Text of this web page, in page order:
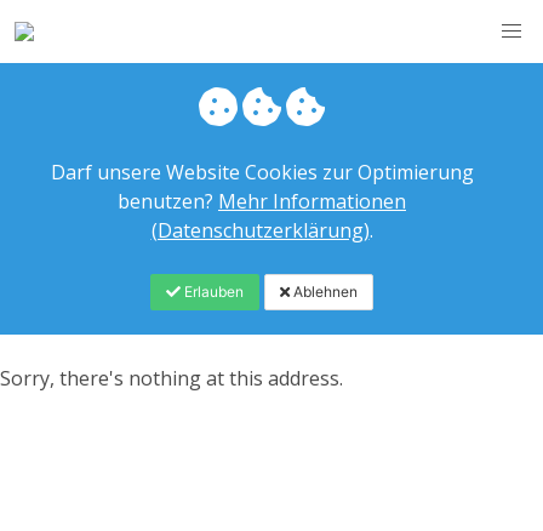
Darf unsere Website Cookies zur Optimierung
benutzen? Mehr Informationen
(Datenschutzerklärung).
Erlauben Ablehnen
Sorry, there's nothing at this address.